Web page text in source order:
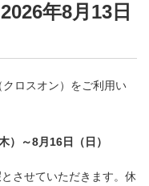
年8月13日
ロスオン）をご利用い
）～8月16日（日）
させていただきます。休